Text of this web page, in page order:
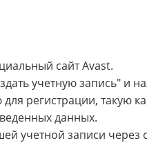
сайт Avast.
учетную запись" и
регистрации, такую
данных.
учетной записи через